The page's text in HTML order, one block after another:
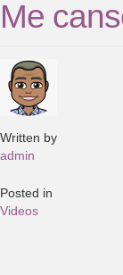
Me
Written by
admin
Posted in
Videos